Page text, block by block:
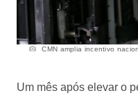
CMN amplia incentivo
Um mês após elevar o